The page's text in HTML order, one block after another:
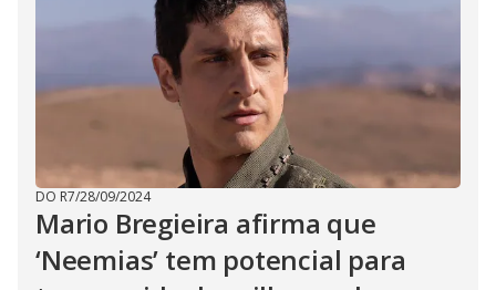
DO R7/28/09/2024
Mario Bregieira afirma que
‘Neemias’ tem potencial para